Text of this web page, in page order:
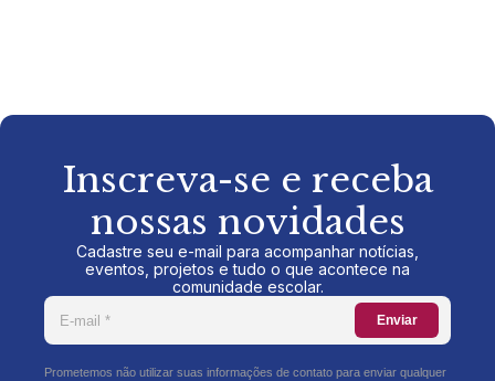
Inscreva-se e receba
nossas novidades
Cadastre seu e-mail para acompanhar notícias,
eventos, projetos e tudo o que acontece na
comunidade escolar.
Enviar
Prometemos não utilizar suas informações de contato para enviar qualquer